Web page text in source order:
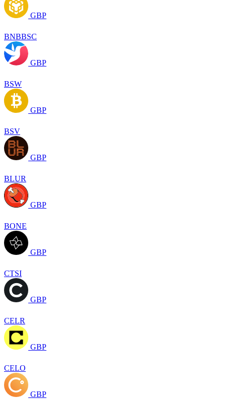
GBP
BNBBSC
GBP
BSW
GBP
BSV
GBP
BLUR
GBP
BONE
GBP
CTSI
GBP
CELR
GBP
CELO
GBP